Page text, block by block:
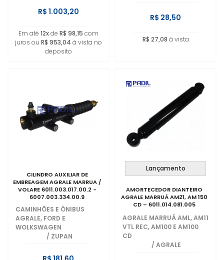
R$ 1.003,20
Em até 12xde R$ 98,15 com
juros ou R$ 953,04 à vista no
deposito
R$ 28,50
R$ 27,08 à vista
CILINDRO AUXILIAR DE
EMBREAGEM AGRALE MARRUA /
VOLARE 6011.003.017.00.2 -
6007.003.334.00.9
CAMINHÕES E ÔNIBUS
AGRALE, FORD E
WOLKSWAGEN
/ ZUPAN
Lançamento
AMORTECEDOR DIANTEIRO
AGRALE MARRUÁ AM21, AM 150
CD – 6011.014.081.005
AGRALE MARRUÁ AML, AM11
VTL REC, AM100 E AM100
CD
/ AGRALE